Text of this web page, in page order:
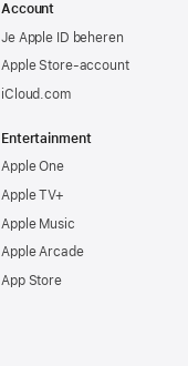
Account
Je Apple ID beheren
Apple Store-account
iCloud.com
Entertainment
Apple One
Apple TV+
Apple Music
Apple Arcade
App Store